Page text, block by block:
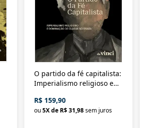
O partido da fé capitalista:
Imperialismo religioso e
Brasil
R$ 159,90
ou5X de R$ 31,98sem juros